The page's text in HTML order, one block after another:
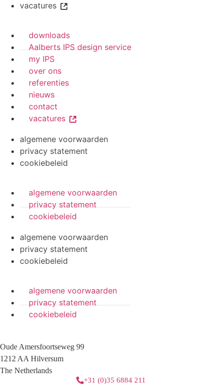
vacatures
downloads
Aalberts IPS design service
my IPS
over ons
referenties
nieuws
contact
vacatures
algemene voorwaarden
privacy statement
cookiebeleid
algemene voorwaarden
privacy statement
cookiebeleid
algemene voorwaarden
privacy statement
cookiebeleid
algemene voorwaarden
privacy statement
cookiebeleid
Oude Amersfoortseweg 99
1212 AA Hilversum
The Netherlands
+31 (0)35 6884 211